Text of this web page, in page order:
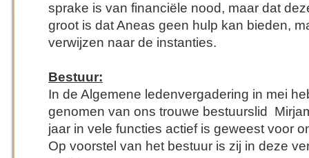
sprake is van financiële nood, maar dat
groot is dat Aneas geen hulp kan bieden,
verwijzen naar de instanties.
Bestuur:
In de Algemene ledenvergadering in mei
genomen van ons trouwe bestuurslid
jaar in vele functies actief is geweest voor
Op voorstel van het bestuur is zij in deze